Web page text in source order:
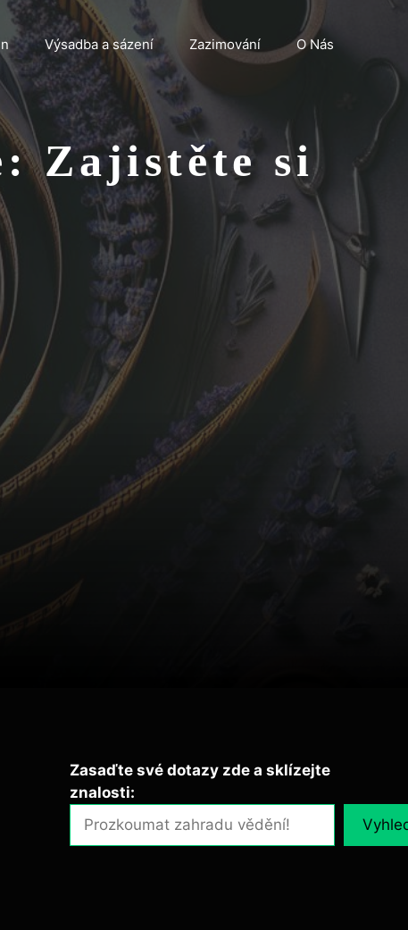
Výsadba a sázení Zazimování O Nás
Zajistěte si
Zasaďte své dotazy zde a sklízejte
znalosti: